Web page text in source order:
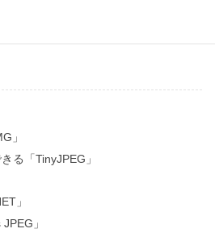
」
る「TinyJPEG」
」
」